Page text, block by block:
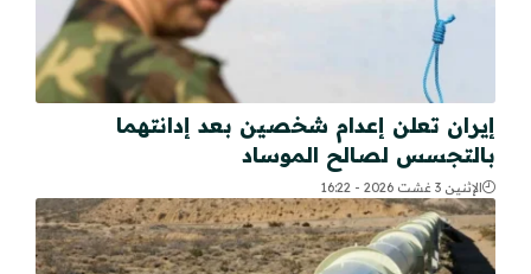
إيران تعلن إعدام شخصين بعد إدانتهما
بالتجسس لصالح الموساد
الإثنين 3 غشت 2026 - 16:22